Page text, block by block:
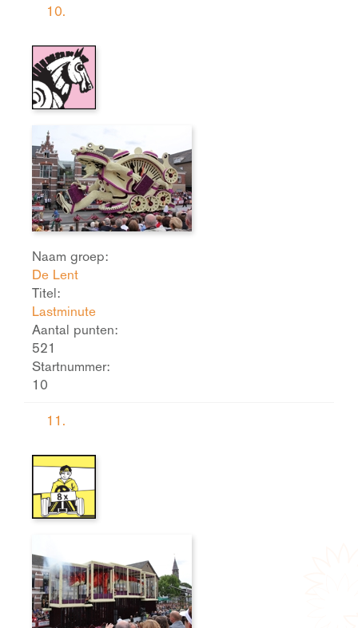
10.
Naam groep:
De Lent
Titel:
Lastminute
Aantal punten:
521
Startnummer:
10
11.